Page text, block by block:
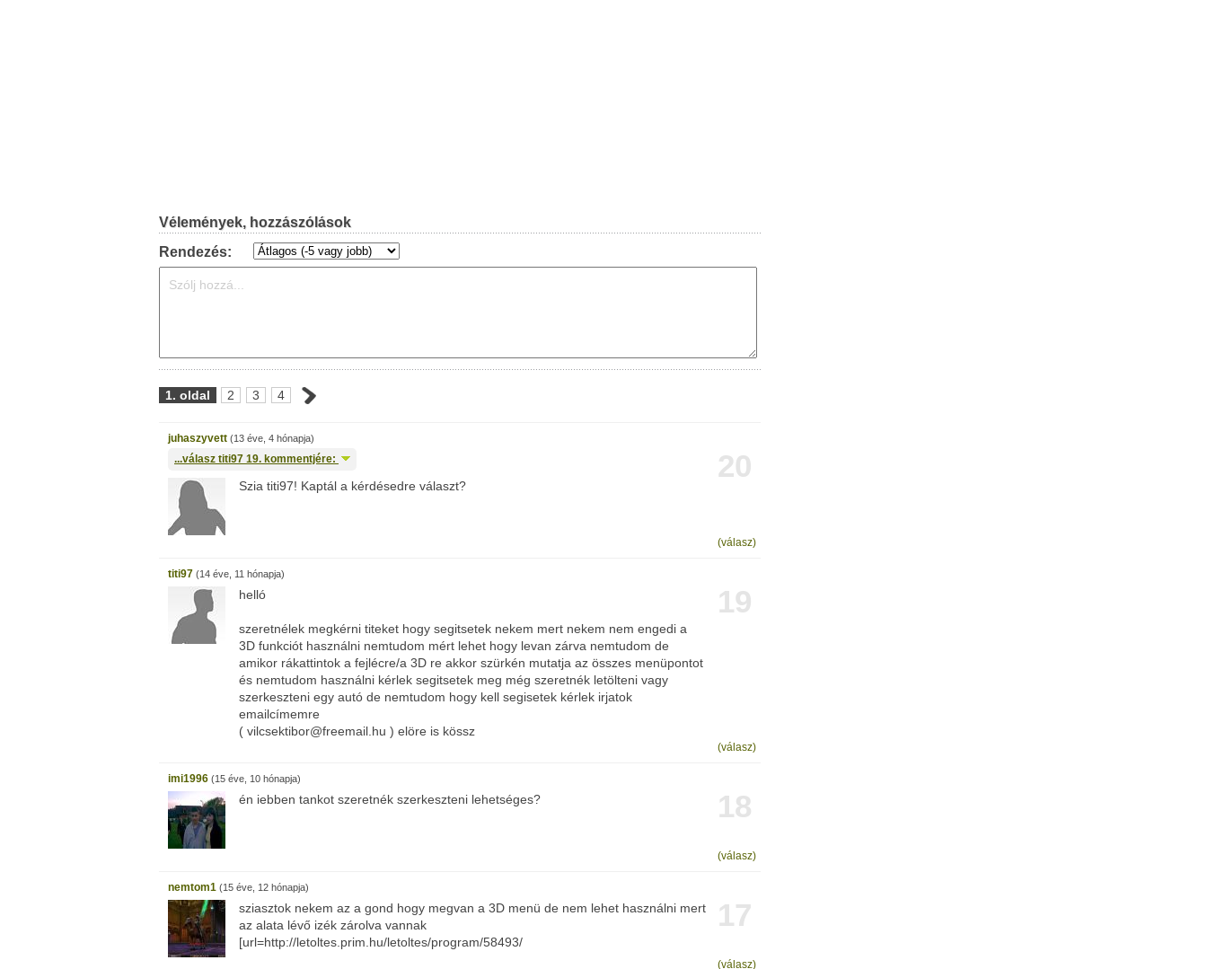
Vélemények, hozzászólások
Rendezés:
1. oldal 2 3 4
juhaszyvett (13 éve, 4 hónapja)
20
...válasz titi97 19. kommentjére:
Szia titi97! Kaptál a kérdésedre választ?
(válasz)
titi97 (14 éve, 11 hónapja)
19
helló
szeretnélek megkérni titeket hogy segitsetek nekem mert nekem nem engedi a
3D funkciót használni nemtudom mért lehet hogy levan zárva nemtudom de
amikor rákattintok a fejlécre/a 3D re akkor szürkén mutatja az összes menüpontot
és nemtudom használni kérlek segitsetek meg még szeretnék letölteni vagy
szerkeszteni egy autó de nemtudom hogy kell segisetek kérlek irjatok
emailcímemre
( vilcsektibor@freemail.hu ) elöre is kössz
(válasz)
imi1996 (15 éve, 10 hónapja)
18
én iebben tankot szeretnék szerkeszteni lehetséges?
(válasz)
nemtom1 (15 éve, 12 hónapja)
17
sziasztok nekem az a gond hogy megvan a 3D menü de nem lehet használni mert
az alata lévő izék zárolva vannak
[url=http://letoltes.prim.hu/letoltes/program/58493/
(válasz)